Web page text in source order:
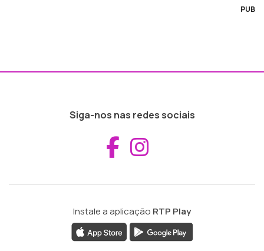
PUB
Siga-nos nas redes sociais
Aceder ao
Instale a aplicação RTP Play